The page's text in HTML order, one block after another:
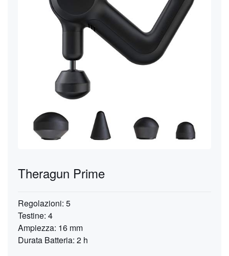
Theragun Prime
Regolazioni: 5
Testine: 4
Ampiezza: 16 mm
Durata Batteria: 2 h